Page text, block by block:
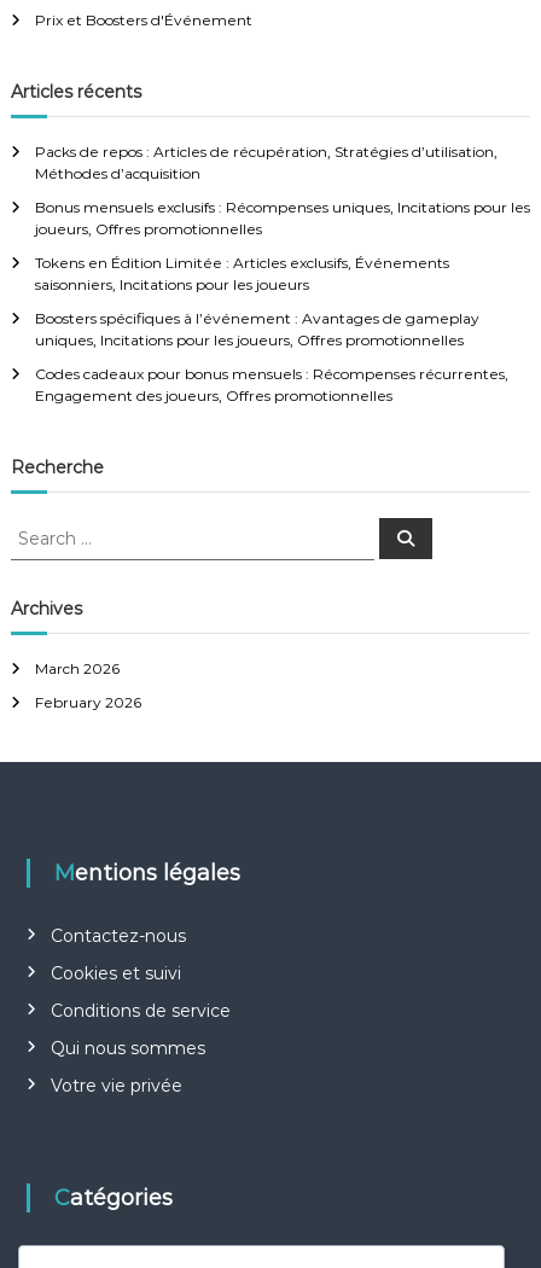
v
i
g
Prix et Boosters d'Événement
Articles récents
Packs de repos : Articles de récupération, Stratégies d’utilisation,
Méthodes d’acquisition
Bonus mensuels exclusifs : Récompenses uniques, Incitations pour les
joueurs, Offres promotionnelles
Tokens en Édition Limitée : Articles exclusifs, Événements
saisonniers, Incitations pour les joueurs
Boosters spécifiques à l’événement : Avantages de gameplay
uniques, Incitations pour les joueurs, Offres promotionnelles
Codes cadeaux pour bonus mensuels : Récompenses récurrentes,
Engagement des joueurs, Offres promotionnelles
Recherche
S
r
c
f
o
S
Archives
March 2026
February 2026
Mentions légales
Contactez-nous
Cookies et suivi
Conditions de service
Qui nous sommes
Votre vie privée
Catégories